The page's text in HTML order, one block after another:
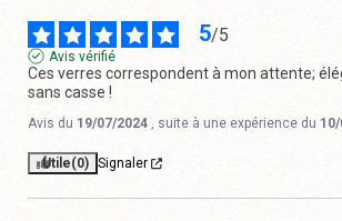
5/5
Avis vérifié
Ces verres correspondent à mon attente;
sans casse !
Avis du 19/07/2024 , suite à une expérience du
Utile(0) Signaler